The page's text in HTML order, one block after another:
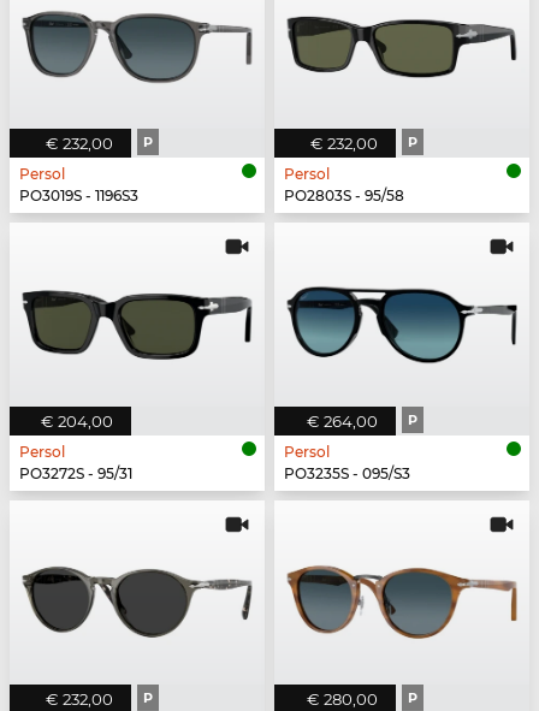
€ 232,00 P
Persol
PO3019S - 1196S3
€ 232,00 P
Persol
PO2803S - 95/58
€ 204,00
Persol
PO3272S - 95/31
€ 264,00 P
Persol
PO3235S - 095/S3
€ 232,00 P € 280,00 P